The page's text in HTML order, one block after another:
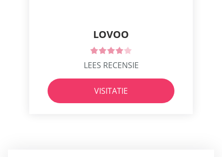
LOVOO
LEES RECENSIE
VISITATIE